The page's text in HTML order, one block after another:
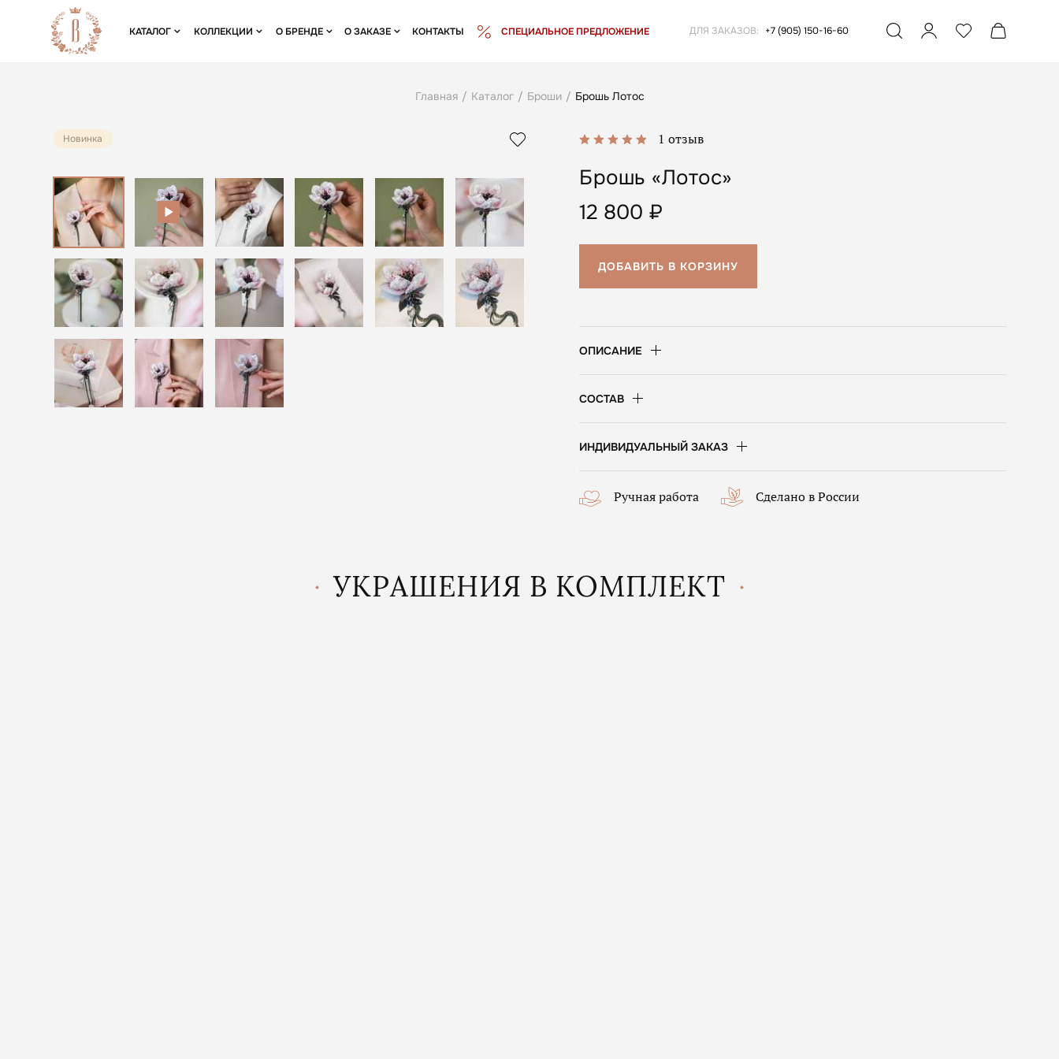
КАТАЛОГ КОЛЛЕКЦИИ О БРЕНДЕ О ЗАКАЗЕ КОНТАКТЫ СПЕЦИАЛЬНОЕ ПРЕДЛОЖЕНИЕ ДЛЯ ЗАКАЗОВ: +7 (905) 150-16-60
Главная / Каталог / Броши / Брошь Лотос
Новинка 1 отзыв
Брошь «Лотос»
12 800 ₽
ДОБАВИТЬ В КОРЗИНУ
ОПИСАНИЕ
СОСТАВ
ИНДИВИДУАЛЬНЫЙ ЗАКАЗ
Ручная работа Сделано в России
УКРАШЕНИЯ В КОМПЛЕКТ